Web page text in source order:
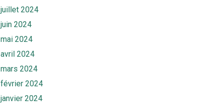
juillet 2024
juin 2024
mai 2024
avril 2024
mars 2024
février 2024
janvier 2024